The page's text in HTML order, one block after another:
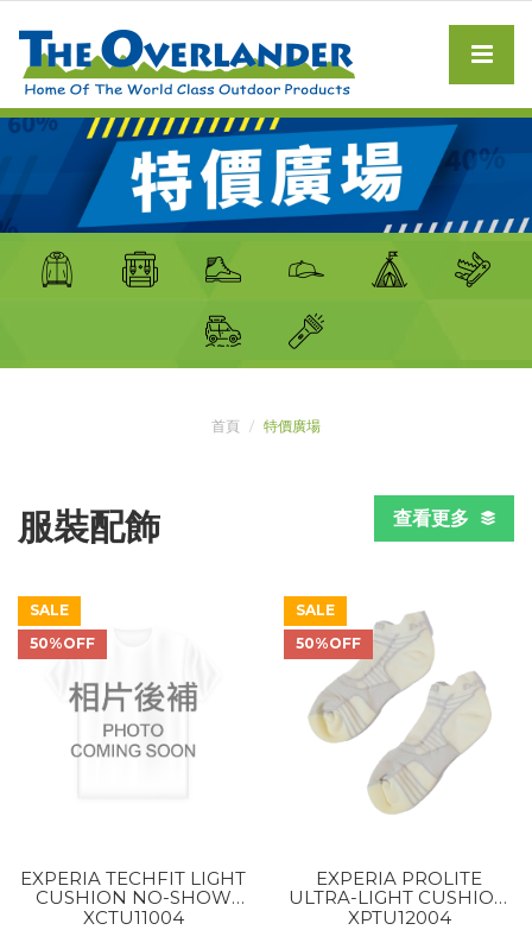
首頁 特價廣場
服裝配飾 查看更多
SALE
50%OFF
EXPERIA TECHFIT LIGHT
CUSHION NO-SHOW
TAB ROCKET GRIP
XCTU11004
SALE
50%OFF
EXPERIA PROLITE
ULTRA-LIGHT CUSHION
NO-SHOW TAB ROCKET
XPTU12004